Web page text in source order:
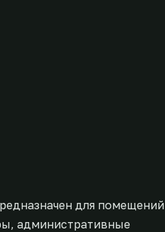
для помещений
административные